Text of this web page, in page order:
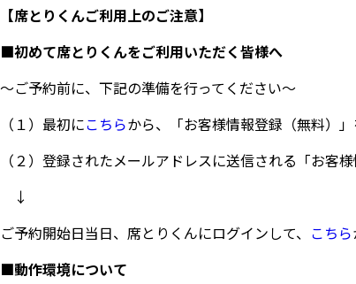
【席とりくんご利用上のご注意】
■初めて席とりくんをご利用いただく皆様へ
～ご予約前に、下記の準備を行ってください～
（１）最初にこちらから、「お客様情報登録（無料）
（２）登録されたメールアドレスに送信される「お
↓
ご予約開始日当日、席とりくんにログインして、 こちら
■動作環境について